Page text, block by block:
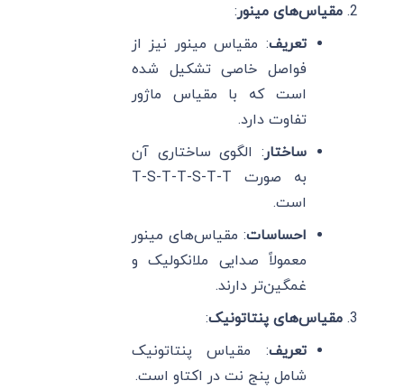
مقیاس‌های مینور:
تعریف: مقیاس مینور نیز از
فواصل خاصی تشکیل شده
است که با مقیاس ماژور
تفاوت دارد.
ساختار: الگوی ساختاری آن
به صورت T-S-T-T-S-T-T
است.
احساسات: مقیاس‌های مینور
معمولاً صدایی ملانکولیک و
غمگین‌تر دارند.
مقیاس‌های پنتاتونیک:
تعریف: مقیاس پنتاتونیک
شامل پنج نت در اکتاو است.